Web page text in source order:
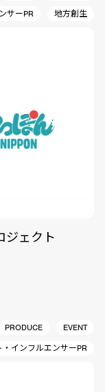
サーPR
地方創生
ジェクト
PRODUCE
EVENT
・インフルエンサーPR